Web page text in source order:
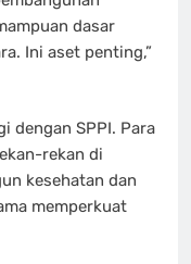
dasar
Ini aset penting,”
dengan SPPI. Para
rekan di
kesehatan dan
memperkuat